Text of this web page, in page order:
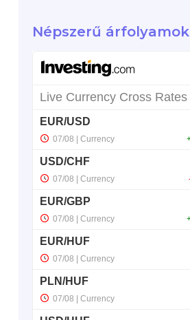
Népszerű árfolyamok